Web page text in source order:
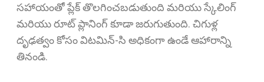
సహాయంతో ప్లేక్ తొలగించబడుతుంది మరియు స్కేలింగ్
మరియు రూట్ ప్లానింగ్ కూడా జరుగుతుంది. చిగుళ్ల
దృఢత్వం కోసం విటమిన్-సి అధికంగా ఉండే ఆహారాన్ని
తినండి.